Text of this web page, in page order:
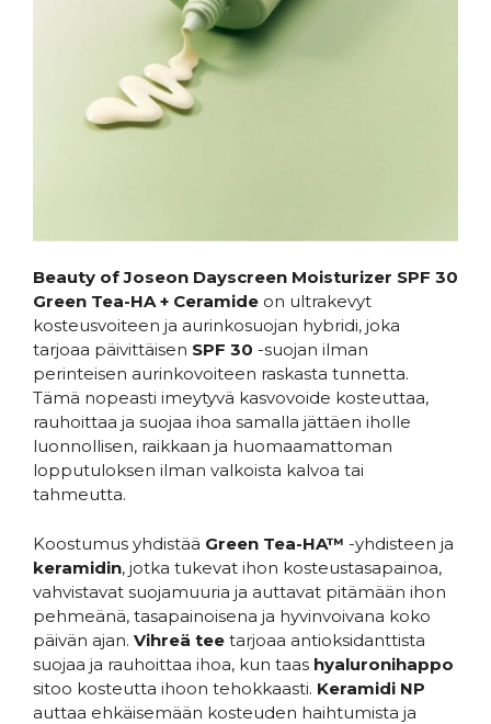
Beauty of Joseon Dayscreen Moisturizer SPF 30
Green Tea-HA + Ceramide on ultrakevyt
kosteusvoiteen ja aurinkosuojan hybridi, joka
tarjoaa päivittäisen SPF 30 -suojan ilman
perinteisen aurinkovoiteen raskasta tunnetta.
Tämä nopeasti imeytyvä kasvovoide kosteuttaa,
rauhoittaa ja suojaa ihoa samalla jättäen iholle
luonnollisen, raikkaan ja huomaamattoman
lopputuloksen ilman valkoista kalvoa tai
tahmeutta.
Koostumus yhdistää Green Tea-HA™ -yhdisteen ja
keramidin, jotka tukevat ihon kosteustasapainoa,
vahvistavat suojamuuria ja auttavat pitämään ihon
pehmeänä, tasapainoisena ja hyvinvoivana koko
päivän ajan. Vihreä tee tarjoaa antioksidanttista
suojaa ja rauhoittaa ihoa, kun taas hyaluronihappo
sitoo kosteutta ihoon tehokkaasti. Keramidi NP
auttaa ehkäisemään kosteuden haihtumista ja